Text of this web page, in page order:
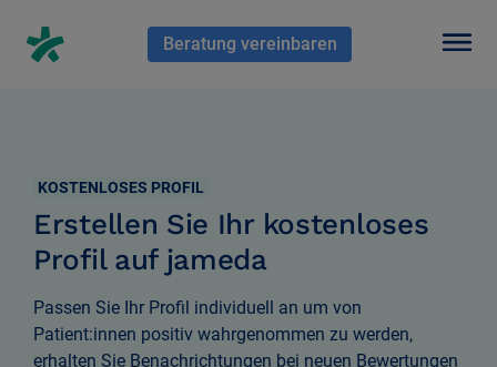
Beratung vereinbaren
KOSTENLOSES PROFIL
Erstellen Sie Ihr kostenloses
Profil auf jameda
Passen Sie Ihr Profil individuell an um von
Patient:innen positiv wahrgenommen zu werden,
erhalten Sie Benachrichtungen bei neuen Bewertungen